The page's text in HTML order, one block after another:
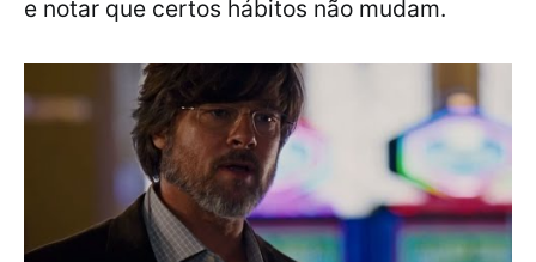
e notar que certos hábitos não mudam.